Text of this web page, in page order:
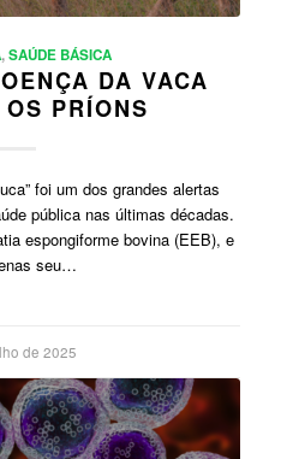
,SAÚDE BÁSICA
DA VACA
PRÍONS
foi um dos grandes alertas
pública nas últimas décadas.
espongiforme bovina (EEB), e
seu…
de 2025